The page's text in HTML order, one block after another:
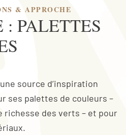
& APPROCHE
PALETTES
source d’inspiration
ses palettes de couleurs –
richesse des verts – et pour